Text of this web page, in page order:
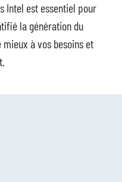
Intel est essentiel pour
la génération du
à vos besoins et